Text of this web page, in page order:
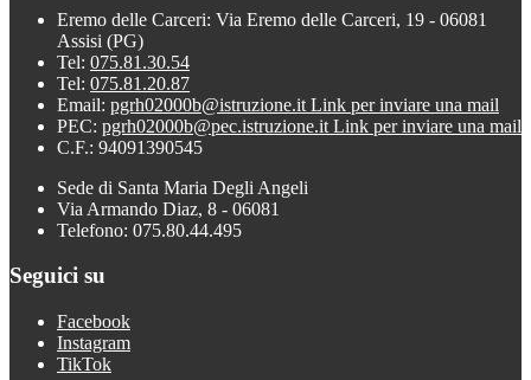
Eremo delle Carceri: Via Eremo delle Carceri, 19 - 06081
Assisi (PG)
Tel: 075.81.30.54
Tel: 075.81.20.87
Email: pgrh02000b@istruzione.it Link per inviare una mail
PEC: pgrh02000b@pec.istruzione.it Link per inviare una mail
C.F.: 94091390545
Sede di Santa Maria Degli Angeli
Via Armando Diaz, 8 - 06081
Telefono: 075.80.44.495
Seguici su
Facebook
Instagram
TikTok